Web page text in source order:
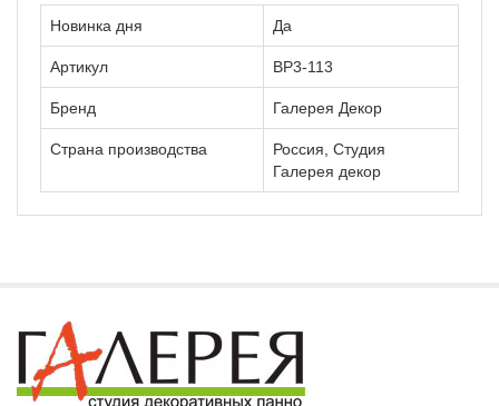
Новинка дня Да
Артикул ВР3-113
Бренд Галерея Декор
Страна производства
Россия, Студия
Галерея декор